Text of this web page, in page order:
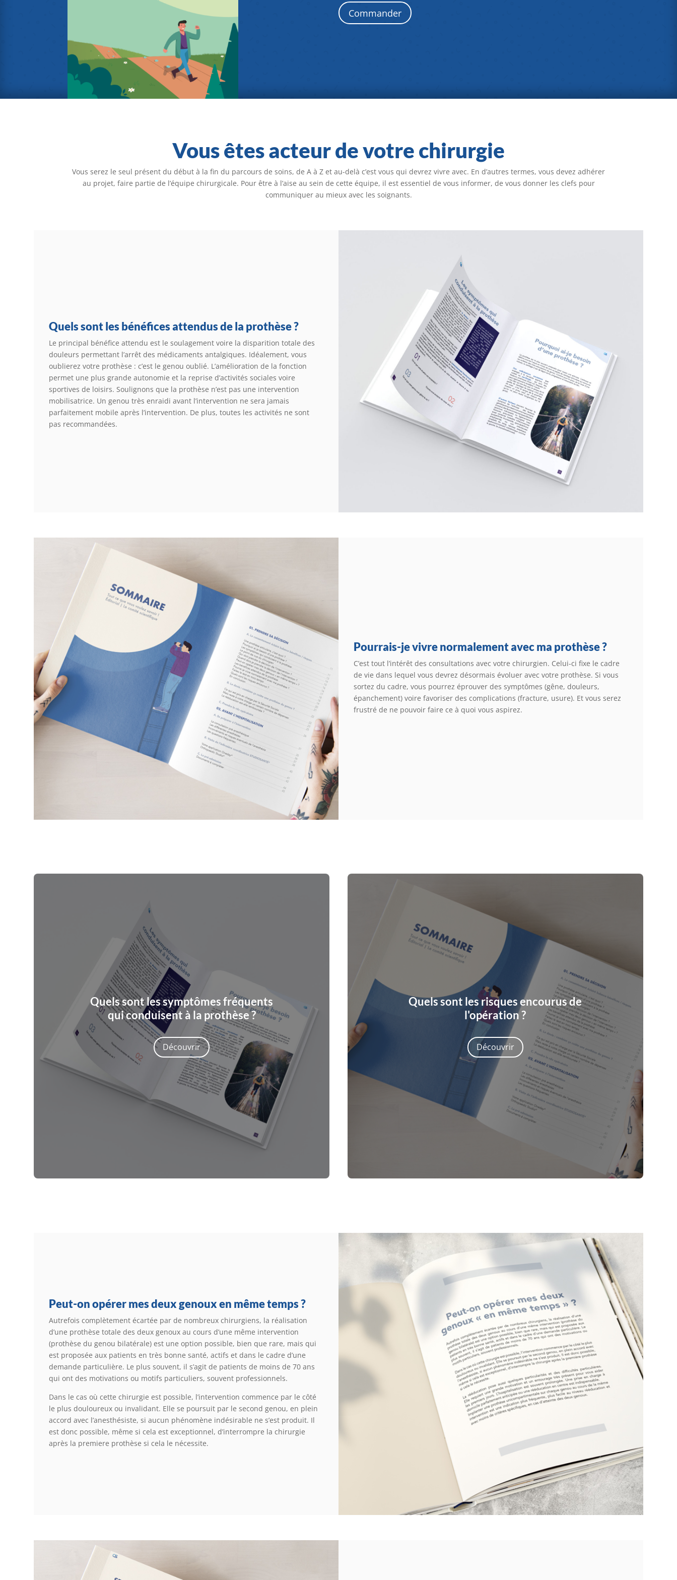
Commander
Vous êtes acteur de votre chirurgie
Vous serez le seul présent du début à la fin du parcours de soins, de A à Z et au-delà c’est vous qui devrez vivre avec. En d’autres termes, vous devez adhérer
au projet, faire partie de l’équipe chirurgicale. Pour être à l’aise au sein de cette équipe, il est essentiel de vous informer, de vous donner les clefs pour
communiquer au mieux avec les soignants.
Quels sont les bénéfices attendus de la prothèse ?
Le principal bénéfice attendu est le soulagement voire la disparition totale des
douleurs permettant l’arrêt des médicaments antalgiques. Idéalement, vous
oublierez votre prothèse : c’est le genou oublié. L’amélioration de la fonction
permet une plus grande autonomie et la reprise d’activités sociales voire
sportives de loisirs. Soulignons que la prothèse n’est pas une intervention
mobilisatrice. Un genou très enraidi avant l’intervention ne sera jamais
parfaitement mobile après l’intervention. De plus, toutes les activités ne sont
pas recommandées.
Pourrais-je vivre normalement avec ma prothèse ?
C’est tout l’intérêt des consultations avec votre chirurgien. Celui-ci fixe le cadre
de vie dans lequel vous devrez désormais évoluer avec votre prothèse. Si vous
sortez du cadre, vous pourrez éprouver des symptômes (gêne, douleurs,
épanchement) voire favoriser des complications (fracture, usure). Et vous serez
frustré de ne pouvoir faire ce à quoi vous aspirez.
Quels sont les symptômes fréquents
qui conduisent à la prothèse ?
Découvrir
Quels sont les risques encourus de
l'opération ?
Découvrir
Peut-on opérer mes deux genoux en même temps ?
Autrefois complètement écartée par de nombreux chirurgiens, la réalisation
d’une prothèse totale des deux genoux au cours d’une même intervention
(prothèse du genou bilatérale) est une option possible, bien que rare, mais qui
est proposée aux patients en très bonne santé, actifs et dans le cadre d’une
demande particulière. Le plus souvent, il s’agit de patients de moins de 70 ans
qui ont des motivations ou motifs particuliers, souvent professionnels.
Dans le cas où cette chirurgie est possible, l’intervention commence par le côté
le plus douloureux ou invalidant. Elle se poursuit par le second genou, en plein
accord avec l’anesthésiste, si aucun phénomène indésirable ne s’est produit. Il
est donc possible, même si cela est exceptionnel, d’interrompre la chirurgie
après la premiere prothèse si cela le nécessite.